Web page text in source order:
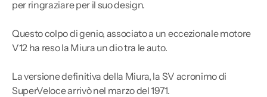
per ringraziare per il suo design.
Questo colpo di genio, associato a un eccezionale motore
V12 ha reso la Miura un dio tra le auto.
La versione definitiva della Miura, la SV acronimo di
SuperVeloce arrivò nel marzo del 1971.